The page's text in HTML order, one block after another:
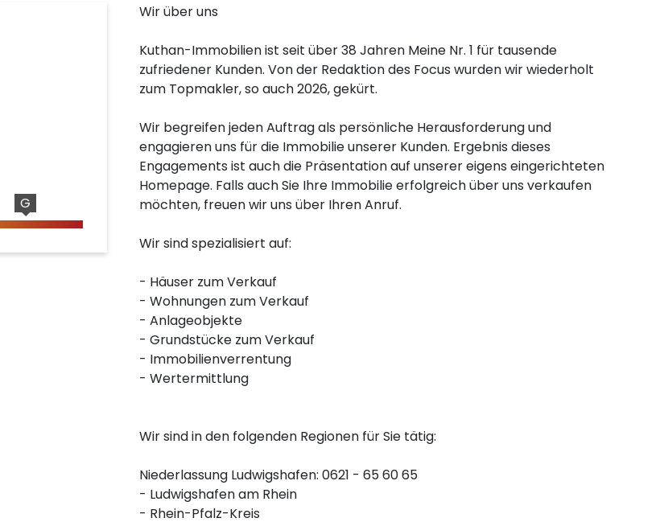
G
Wir über uns
Kuthan-Immobilien ist seit über 38 Jahren Meine Nr. 1 für tausende
zufriedener Kunden. Von der Redaktion des Focus wurden wir wiederholt
zum Topmakler, so auch 2026, gekürt.
Wir begreifen jeden Auftrag als persönliche Herausforderung und
engagieren uns für die Immobilie unserer Kunden. Ergebnis dieses
Engagements ist auch die Präsentation auf unserer eigens eingerichteten
Homepage. Falls auch Sie Ihre Immobilie erfolgreich über uns verkaufen
möchten, freuen wir uns über Ihren Anruf.
Wir sind spezialisiert auf:
- Häuser zum Verkauf
- Wohnungen zum Verkauf
- Anlageobjekte
- Grundstücke zum Verkauf
- Immobilienverrentung
- Wertermittlung
Wir sind in den folgenden Regionen für Sie tätig:
Niederlassung Ludwigshafen: 0621 - 65 60 65
- Ludwigshafen am Rhein
- Rhein-Pfalz-Kreis